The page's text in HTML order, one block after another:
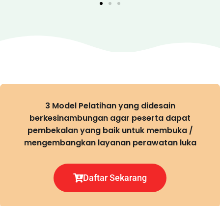
3 Model Pelatihan yang didesain
berkesinambungan agar peserta dapat
pembekalan yang baik untuk membuka /
mengembangkan layanan perawatan luka
Daftar Sekarang